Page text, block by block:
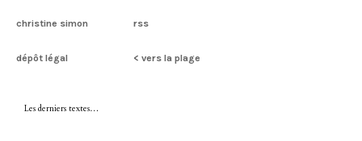
christine simon rss
dépôt légal < vers la plage
Les derniers textes…